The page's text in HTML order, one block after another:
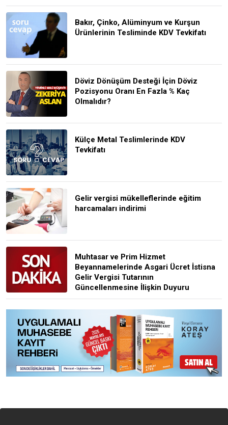
Bakır, Çinko, Alüminyum ve Kurşun
Ürünlerinin Tesliminde KDV Tevkifatı
Döviz Dönüşüm Desteği İçin Döviz
Pozisyonu Oranı En Fazla % Kaç
Olmalıdır?
Külçe Metal Teslimlerinde KDV
Tevkifatı
Gelir vergisi mükelleflerinde eğitim
harcamaları indirimi
Muhtasar ve Prim Hizmet
Beyannamelerinde Asgari Ücret İstisna
Gelir Vergisi Tutarının
Güncellenmesine İlişkin Duyuru